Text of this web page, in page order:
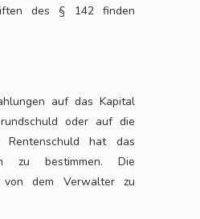
des § 142 finden
auf das Kapital
oder auf die
Rentenschuld hat das
zu bestimmen. Die
von dem Verwalter zu